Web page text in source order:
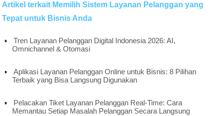
Artikel terkait Memilih Sistem Layanan Pelanggan yang
Tepat untuk Bisnis Anda
Tren Layanan Pelanggan Digital Indonesia 2026: AI,
Omnichannel & Otomasi
Aplikasi Layanan Pelanggan Online untuk Bisnis: 8 Pilihan
Terbaik yang Bisa Langsung Digunakan
Pelacakan Tiket Layanan Pelanggan Real-Time: Cara
Memantau Setiap Masalah Pelanggan Secara Langsung